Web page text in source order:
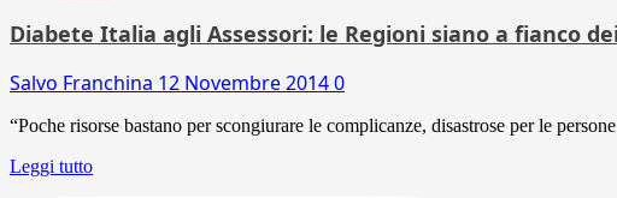
Diabete Italia agli Assessori: le Regioni siano a fianco
Salvo Franchina 12 Novembre 20140
“Poche risorse bastano per scongiurare le complicanze, disastrose per le
Leggi tutto